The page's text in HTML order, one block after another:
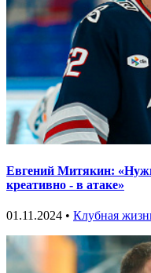
Евгений Митякин:
креативно - в атаке»
01.11.2024 • Клубная